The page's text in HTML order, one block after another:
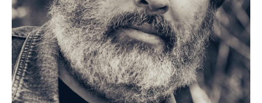
Gallego: Nativo
Portugués: Nativo
Ver más